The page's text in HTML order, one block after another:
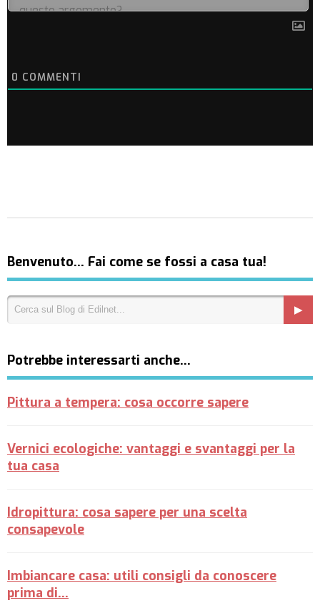
0 COMMENTI
Benvenuto… Fai come se fossi a casa tua!
Potrebbe interessarti anche…
Pittura a tempera: cosa occorre sapere
Vernici ecologiche: vantaggi e svantaggi per la
tua casa
Idropittura: cosa sapere per una scelta
consapevole
Imbiancare casa: utili consigli da conoscere
prima di...